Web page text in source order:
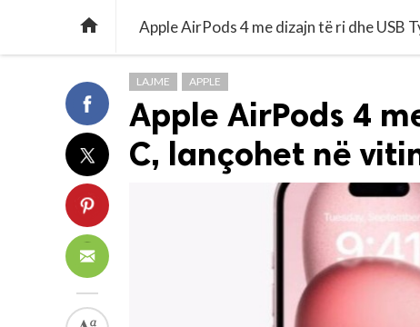
 Apple AirPods 4 me dizajn të ri dhe USB
LAJME APPLE
Apple AirPods 4
C, lançohet në